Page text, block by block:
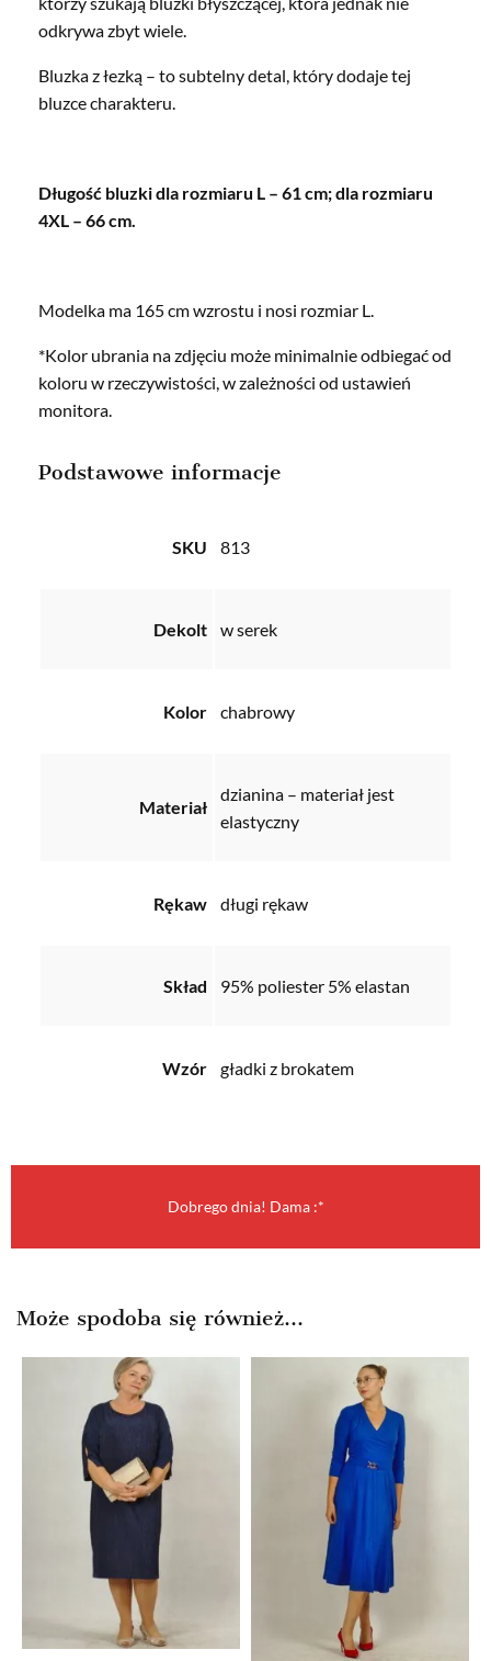
odkrywa zbyt wiele.
Bluzka z łezką – to subtelny detal, który dodaje tej
bluzce charakteru.
Długość bluzki dla rozmiaru L – 61 cm; dla rozmiaru
4XL – 66 cm.
Modelka ma 165 cm wzrostu i nosi rozmiar L.
*Kolor ubrania na zdjęciu może minimalnie odbiegać od
koloru w rzeczywistości, w zależności od ustawień
monitora.
Podstawowe informacje
SKU 813
Dekolt w serek
Kolor chabrowy
Materiał
dzianina – materiał jest
elastyczny
Rękaw długi rękaw
Skład 95% poliester 5% elastan
Wzór gładki z brokatem
Dobrego dnia! Dama :*
Może spodoba się również…